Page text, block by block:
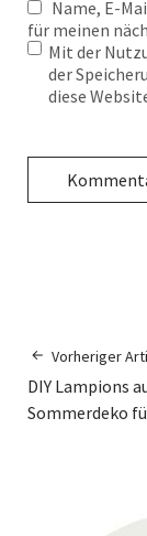
Name, E-
für meinen
Mit der
der
diese
Vorheriger
DIY Lampions
Sommerdeko